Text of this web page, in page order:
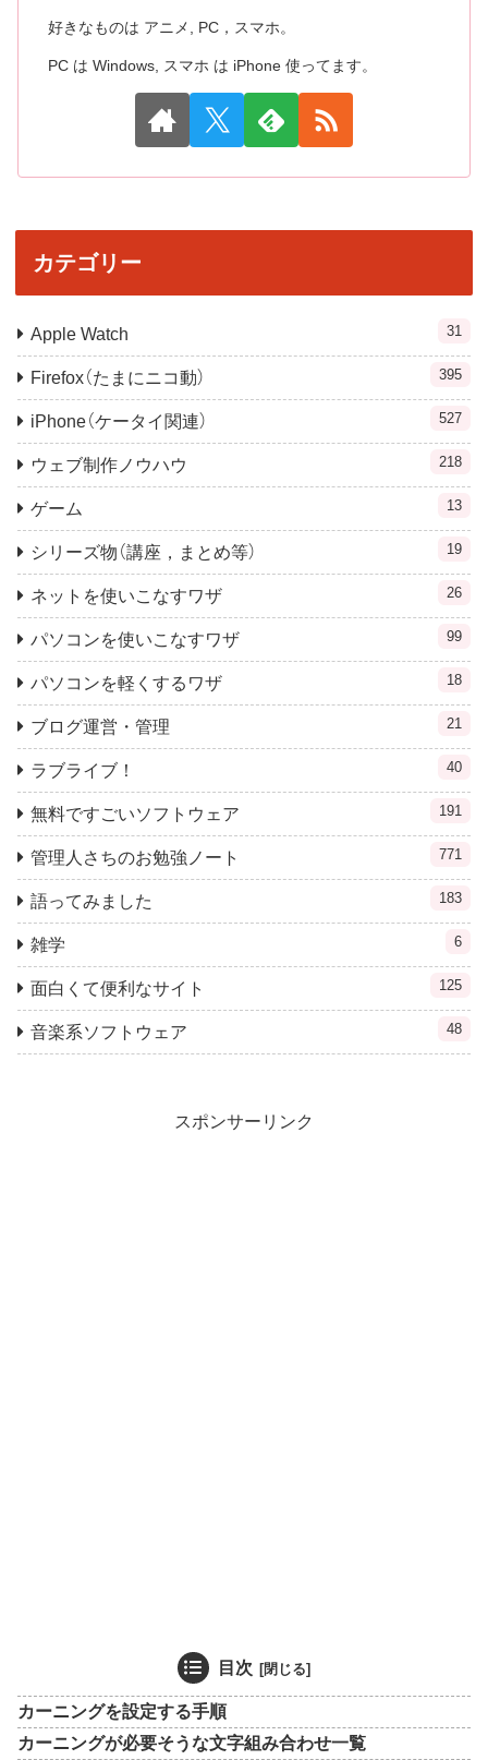
好きなものは アニメ, PC，スマホ。
PC は Windows, スマホ は iPhone 使ってます。
カテゴリー
Apple Watch 31
Firefox（たまにニコ動） 395
iPhone（ケータイ関連） 527
ウェブ制作ノウハウ 218
ゲーム 13
シリーズ物（講座，まとめ等） 19
ネットを使いこなすワザ 26
パソコンを使いこなすワザ 99
パソコンを軽くするワザ 18
ブログ運営・管理 21
ラブライブ！ 40
無料ですごいソフトウェア 191
管理人さちのお勉強ノート 771
語ってみました 183
雑学 6
面白くて便利なサイト 125
音楽系ソフトウェア 48
スポンサーリンク
目次
カーニングを設定する手順
カーニングが必要そうな文字組み合わせ一覧